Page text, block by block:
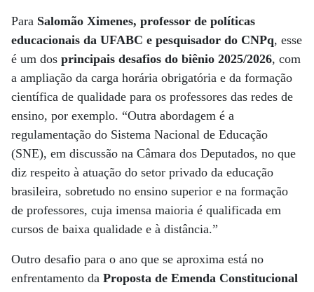
Para Salomão Ximenes, professor de políticas
educacionais da UFABC e pesquisador do CNPq, esse
é um dos principais desafios do biênio 2025/2026, com
a ampliação da carga horária obrigatória e da formação
científica de qualidade para os professores das redes de
ensino, por exemplo. “Outra abordagem é a
regulamentação do Sistema Nacional de Educação
(SNE), em discussão na Câmara dos Deputados, no que
diz respeito à atuação do setor privado da educação
brasileira, sobretudo no ensino superior e na formação
de professores, cuja imensa maioria é qualificada em
cursos de baixa qualidade e à distância.”
Outro desafio para o ano que se aproxima está no
enfrentamento da Proposta de Emenda Constitucional